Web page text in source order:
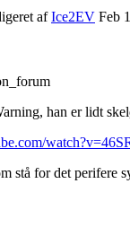
afIce2EV Feb
han er lidt
stå for det perifere